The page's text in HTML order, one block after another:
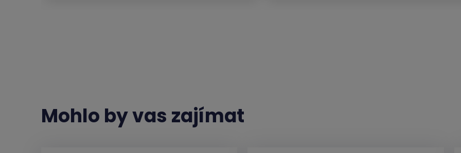
Mohlo by vas zajímat